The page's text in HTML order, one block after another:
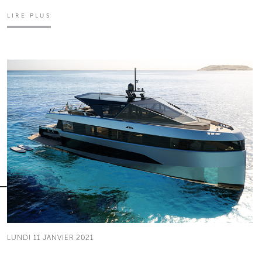
LIRE PLUS
LUNDI 11 JANVIER 2021